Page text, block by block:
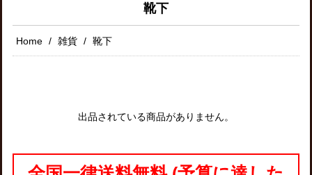
靴下
Home 雑貨 靴下
出品されている商品がありません。